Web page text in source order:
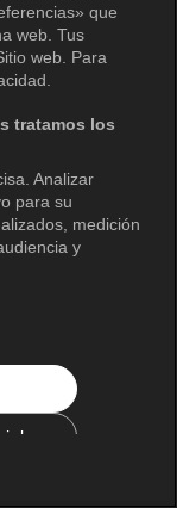
que
web. Tus
web. Para
tratamos los
Analizar
para su
medición
y